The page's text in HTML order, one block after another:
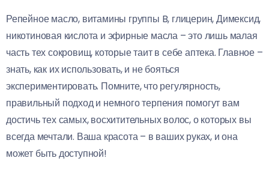
Репейное масло, витамины группы B, глицерин, Димексид,
никотиновая кислота и эфирные масла – это лишь малая
часть тех сокровищ, которые таит в себе аптека. Главное –
знать, как их использовать, и не бояться
экспериментировать. Помните, что регулярность,
правильный подход и немного терпения помогут вам
достичь тех самых, восхитительных волос, о которых вы
всегда мечтали. Ваша красота – в ваших руках, и она
может быть доступной!